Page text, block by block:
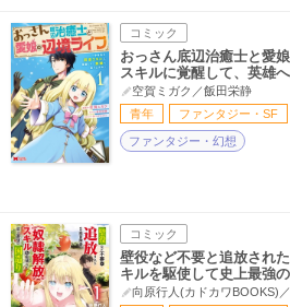
コミック
おっさん底辺治癒士と愛
スキルに覚醒して、英雄
空賀ミガク／飯田栄静
青年
ファンタジー・SF
ファンタジー・幻想
コミック
壁役など不要と追放され
キルを駆使して史上最強
向原行人(カドカワBOOKS)